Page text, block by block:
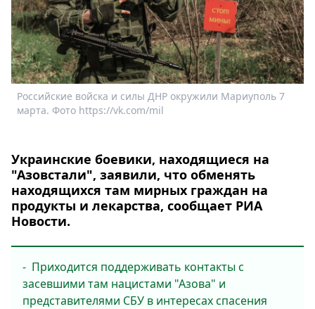
Стримы
Спецпроекты
Звезды
Выборы
2026
Скачай
Metro
Российские войска и силы ДНР окружили Мариуполь 7
марта. Фото https://vk.com/mil
Украинские боевики, находящиеся на
"Азовстали", заявили, что обменять
находящихся там мирных граждан на
продукты и лекарства, сообщает РИА
Новости.
- Приходится поддерживать контакты с
засевшими там нацистами "Азова" и
представителями СБУ в интересах спасения